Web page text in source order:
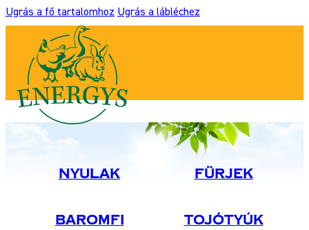
Ugrás a fő tartalomhoz Ugrás a lábléchez
Nyulak Fürjek
Baromfi Tojótyúk